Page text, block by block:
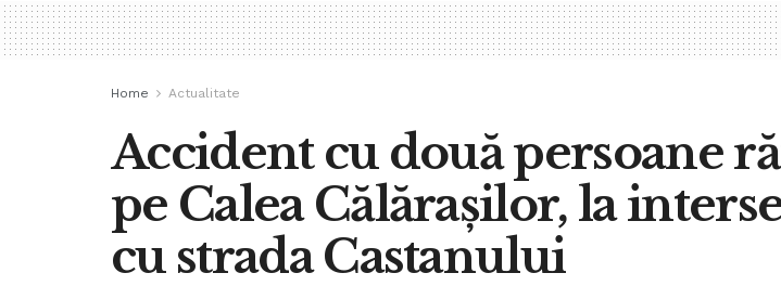
Home Actualitate
Accident cu două persoane
pe Calea Călărașilor, la
cu strada Castanului